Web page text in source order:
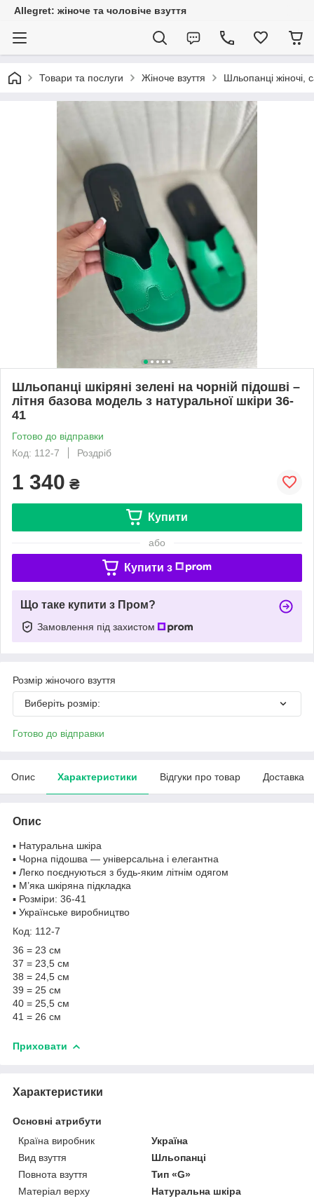
Allegret: жіноче та чоловіче взуття
Товари та послуги Жіноче взуття Шльопанці жіночі,
Шльопанці шкіряні зелені на чорній підошві –
літня базова модель з натуральної шкіри 36-
41
Готово до відправки
Код: 112-7
Роздріб
1 340 ₴
Купити
або
Купити з
Що таке купити з Пром?
Замовлення під захистом
Розмір жіночого взуття
Виберіть розмір:
Готово до відправки
Опис Характеристики Відгуки про товар Доставка
Опис
▪️ Натуральна шкіра
▪️ Чорна підошва — універсальна і елегантна
▪️ Легко поєднуються з будь-яким літнім одягом
▪️ М’яка шкіряна підкладка
▪️ Розміри: 36-41
▪️ Українське виробництво
Код: 112-7
36 = 23 см
37 = 23,5 см
38 = 24,5 см
39 = 25 см
40 = 25,5 см
41 = 26 см
Приховати
Характеристики
Основні атрибути
Країна виробник
Україна
Вид взуття
Шльопанці
Повнота взуття
Тип «G»
Матеріал верху
Натуральна шкіра